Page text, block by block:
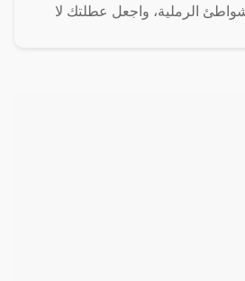
الرملية، واجعل عطلتك لا